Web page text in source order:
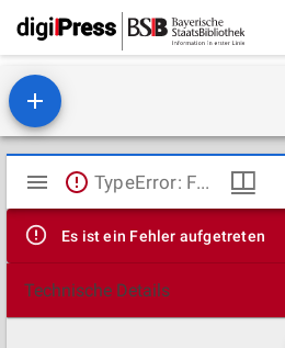
Mirador
Viewer
TypeError: Failed to fetch
Es ist ein Fehler aufgetreten
Technische Details